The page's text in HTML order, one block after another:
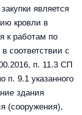
является
кровли в
к работам по
соответствии с
п. 11.3 СП
п. 9.1 указанного
здания
(сооружения),